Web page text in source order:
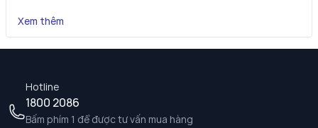
Xem thêm
Hotline
1800 2086
Bấm phím 1 để được tư vấn mua hàng